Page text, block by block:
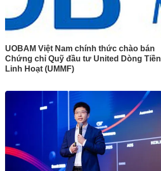
UOBAM Việt Nam chính thức chào bán
Chứng chỉ Quỹ đầu tư United Dòng Tiền
Linh Hoạt (UMMF)